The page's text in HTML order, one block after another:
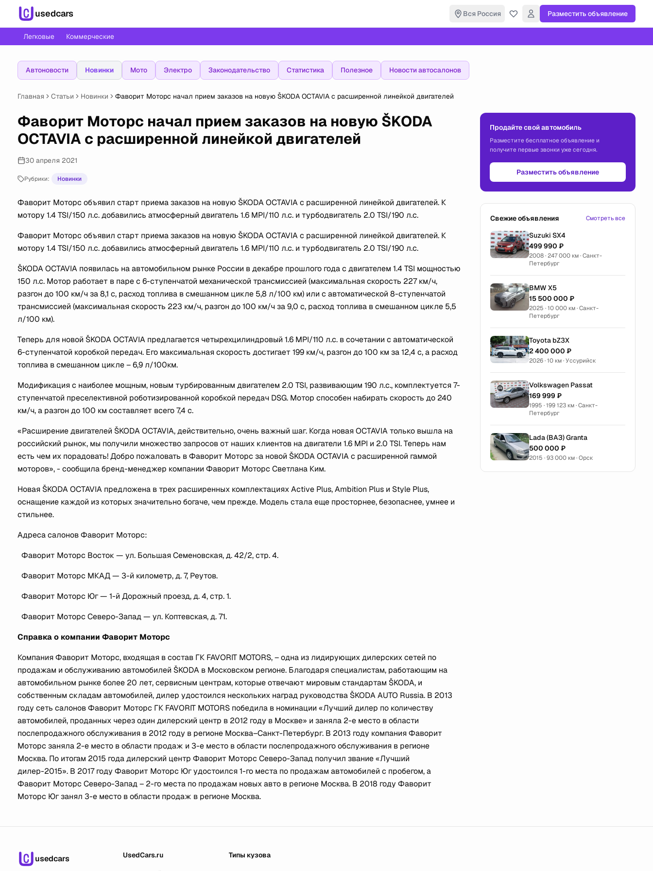
usedcars Вся Россия Разместить объявление
Легковые Коммерческие
Автоновости Новинки Мото Электро Законодательство Статистика Полезное Новости автосалонов
Главная Статьи Новинки Фаворит Моторс начал прием заказов на новую ŠKODA OCTAVIA с расширенной линейкой двигателей
Фаворит Моторс начал прием заказов на новую ŠKODA
OCTAVIA с расширенной линейкой двигателей
30 апреля 2021
Рубрики: Новинки
Фаворит Моторс объявил старт приема заказов на новую ŠKODA OCTAVIA с расширенной линейкой двигателей. К
мотору 1.4 TSI/150 л.с. добавились атмосферный двигатель 1.6 MPI/110 л.с. и турбодвигатель 2.0 TSI/190 л.с.
Фаворит Моторс объявил старт приема заказов на новую ŠKODA OCTAVIA с расширенной линейкой двигателей. К
мотору 1.4 TSI/150 л.с. добавились атмосферный двигатель 1.6 MPI/110 л.с. и турбодвигатель 2.0 TSI/190 л.с.
ŠKODA OCTAVIA появилась на автомобильном рынке России в декабре прошлого года с двигателем 1.4 TSI мощностью
150 л.с. Мотор работает в паре с 6-ступенчатой механической трансмиссией (максимальная скорость 227 км/ч,
разгон до 100 км/ч за 8,1 с, расход топлива в смешанном цикле 5,8 л/100 км) или с автоматической 8-ступенчатой
трансмиссией (максимальная скорость 223 км/ч, разгон до 100 км/ч за 9,0 с, расход топлива в смешанном цикле 5,5
л/100 км).
Теперь для новой ŠKODA OCTAVIA предлагается четырехцилиндровый 1.6 MPI/110 л.с. в сочетании с автоматической
6-ступенчатой коробкой передач. Его максимальная скорость достигает 199 км/ч, разгон до 100 км за 12,4 с, а расход
топлива в смешанном цикле – 6,9 л/100км.
Модификация с наиболее мощным, новым турбированным двигателем 2.0 TSI, развивающим 190 л.с., комплектуется 7-
ступенчатой преселективной роботизированной коробкой передач DSG. Мотор способен набирать скорость до 240
км/ч, а разгон до 100 км составляет всего 7,4 с.
«Расширение двигателей ŠKODA OCTAVIA, действительно, очень важный шаг. Когда новая OCTAVIA только вышла на
российский рынок, мы получили множество запросов от наших клиентов на двигатели 1.6 MPI и 2.0 TSI. Теперь нам
есть чем их порадовать! Добро пожаловать в Фаворит Моторс за новой ŠKODA OCTAVIA с расширенной гаммой
моторов», - сообщила бренд-менеджер компании Фаворит Моторс Светлана Ким.
Новая ŠKODA OCTAVIA предложена в трех расширенных комплектациях Active Plus, Ambition Plus и Style Plus,
оснащение каждой из которых значительно богаче, чем прежде. Модель стала еще просторнее, безопаснее, умнее и
стильнее.
Адреса салонов Фаворит Моторс:
Фаворит Моторс Восток — ул. Большая Семеновская, д. 42/2, стр. 4.
Фаворит Моторс МКАД — 3-й километр, д. 7, Реутов.
Фаворит Моторс Юг — 1-й Дорожный проезд, д. 4, стр. 1.
Фаворит Моторс Северо-Запад — ул. Коптевская, д. 71.
Справка о компании Фаворит Моторс
Компания Фаворит Моторс, входящая в состав ГК FAVORIT MOTORS, – одна из лидирующих дилерских сетей по
продажам и обслуживанию автомобилей ŠKODA в Московском регионе. Благодаря специалистам, работающим на
автомобильном рынке более 20 лет, сервисным центрам, которые отвечают мировым стандартам ŠKODA, и
собственным складам автомобилей, дилер удостоился нескольких наград руководства ŠKODA AUTO Russia. В 2013
году сеть салонов Фаворит Моторс ГК FAVORIT MOTORS победила в номинации «Лучший дилер по количеству
автомобилей, проданных через один дилерский центр в 2012 году в Москве» и заняла 2-е место в области
послепродажного обслуживания в 2012 году в регионе Москва–Санкт-Петербург. В 2013 году компания Фаворит
Моторс заняла 2-е место в области продаж и 3-е место в области послепродажного обслуживания в регионе
Москва. По итогам 2015 года дилерский центр Фаворит Моторс Северо-Запад получил звание «Лучший
дилер-2015». В 2017 году Фаворит Моторс Юг удостоился 1-го места по продажам автомобилей с пробегом, а
Фаворит Моторс Северо-Запад – 2-го места по продажам новых авто в регионе Москва. В 2018 году Фаворит
Моторс Юг занял 3-е место в области продаж в регионе Москва.
Продайте свой автомобиль
Разместите бесплатное объявление и
получите первые звонки уже сегодня.
Разместить объявление
Свежие объявления Смотреть все
Suzuki SX4
499 990 ₽
2008 · 247 000 км · Санкт-
Петербург
BMW X5
15 500 000 ₽
2025 · 10 000 км · Санкт-
Петербург
Toyota bZ3X
2 400 000 ₽
2026 · 10 км · Уссурийск
Volkswagen Passat
169 999 ₽
1995 · 199 123 км · Санкт-
Петербург
Lada (ВАЗ) Granta
500 000 ₽
2015 · 93 000 км · Орск
usedcars UsedCars.ru Типы кузова